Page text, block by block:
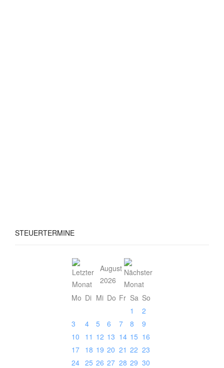
STEUERTERMINE
August
2026
Mo Di Mi Do Fr Sa So
1
2
3
4 5 6 7 8
9
10
11 12 13 14 15 16
17
18 19 20 21 22 23
24 25 26 27 28 29 30